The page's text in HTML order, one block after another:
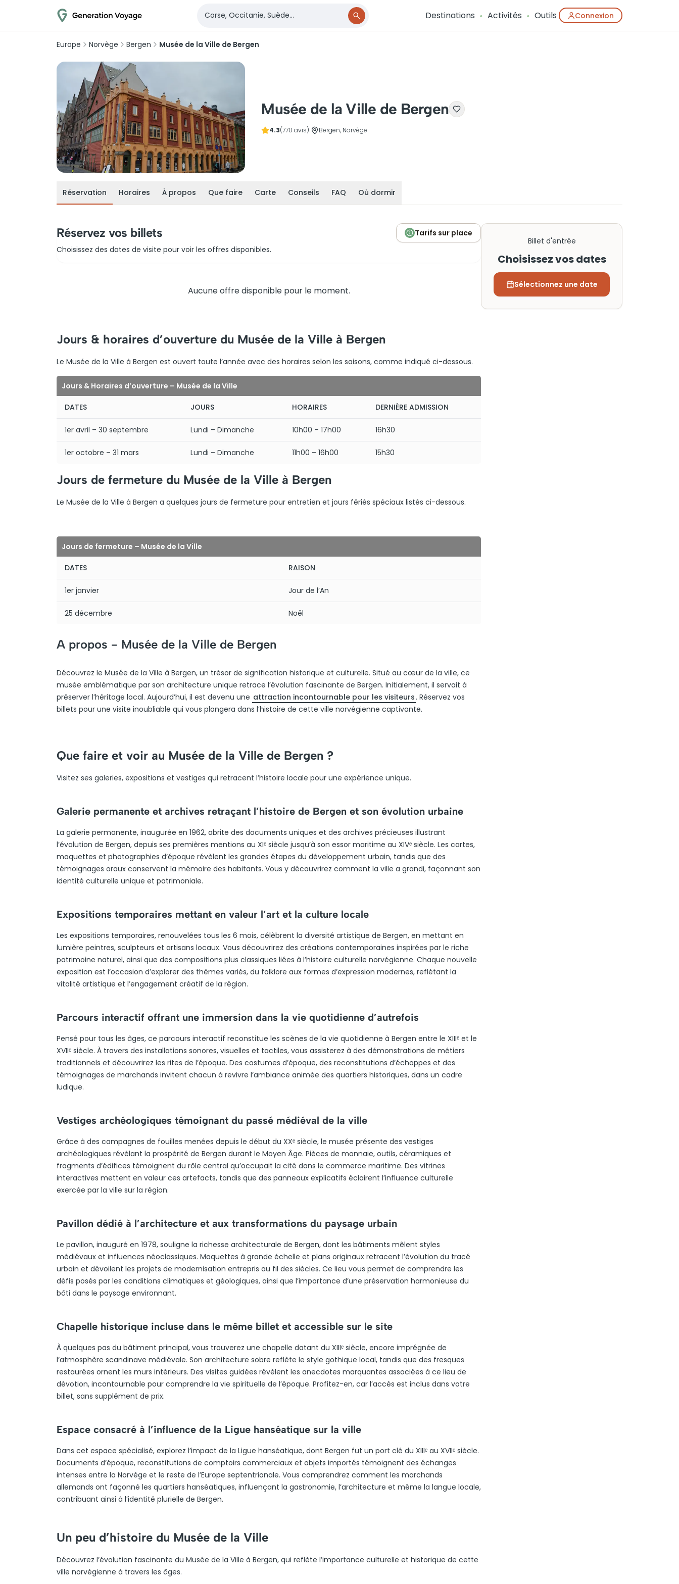
Destinations Activités Outils Connexion
Europe Norvège Bergen Musée de la Ville de Bergen
Musée de la Ville de Bergen
4.3(770 avis) Bergen, Norvège
Réservation Horaires À propos Que faire Carte Conseils FAQ Où dormir
Réservez vos billets
Choisissez des dates de visite pour voir les offres disponibles.
Tarifs sur place
Aucune offre disponible pour le moment.
Jours & horaires d’ouverture du Musée de la Ville à Bergen
Le Musée de la Ville à Bergen est ouvert toute l’année avec des horaires selon les saisons, comme indiqué ci-dessous.
Jours & Horaires d’ouverture – Musée de la Ville
DATES JOURS HORAIRES DERNIÈRE ADMISSION
1er avril – 30 septembre Lundi – Dimanche 10h00 – 17h00 16h30
1er octobre – 31 mars Lundi – Dimanche 11h00 – 16h00 15h30
Jours de fermeture du Musée de la Ville à Bergen
Le Musée de la Ville à Bergen a quelques jours de fermeture pour entretien et jours fériés spéciaux listés ci-dessous.
Jours de fermeture – Musée de la Ville
DATES RAISON
1er janvier Jour de l’An
25 décembre Noël
A propos - Musée de la Ville de Bergen
Découvrez le Musée de la Ville à Bergen, un trésor de signification historique et culturelle. Situé au cœur de la ville, ce
musée emblématique par son architecture unique retrace l’évolution fascinante de Bergen. Initialement, il servait à
préserver l’héritage local. Aujourd’hui, il est devenu une attraction incontournable pour les visiteurs . Réservez vos
billets pour une visite inoubliable qui vous plongera dans l’histoire de cette ville norvégienne captivante.
Que faire et voir au Musée de la Ville de Bergen ?
Visitez ses galeries, expositions et vestiges qui retracent l’histoire locale pour une expérience unique.
Galerie permanente et archives retraçant l’histoire de Bergen et son évolution urbaine
La galerie permanente, inaugurée en 1962, abrite des documents uniques et des archives précieuses illustrant
l’évolution de Bergen, depuis ses premières mentions au XIᵉ siècle jusqu’à son essor maritime au XIVᵉ siècle. Les cartes,
maquettes et photographies d’époque révèlent les grandes étapes du développement urbain, tandis que des
témoignages oraux conservent la mémoire des habitants. Vous y découvrirez comment la ville a grandi, façonnant son
identité culturelle unique et patrimoniale.
Expositions temporaires mettant en valeur l’art et la culture locale
Les expositions temporaires, renouvelées tous les 6 mois, célèbrent la diversité artistique de Bergen, en mettant en
lumière peintres, sculpteurs et artisans locaux. Vous découvrirez des créations contemporaines inspirées par le riche
patrimoine naturel, ainsi que des compositions plus classiques liées à l’histoire culturelle norvégienne. Chaque nouvelle
exposition est l’occasion d’explorer des thèmes variés, du folklore aux formes d’expression modernes, reflétant la
vitalité artistique et l’engagement créatif de la région.
Parcours interactif offrant une immersion dans la vie quotidienne d’autrefois
Pensé pour tous les âges, ce parcours interactif reconstitue les scènes de la vie quotidienne à Bergen entre le XIIIᵉ et le
XVIIᵉ siècle. À travers des installations sonores, visuelles et tactiles, vous assisterez à des démonstrations de métiers
traditionnels et découvrirez les rites de l’époque. Des costumes d’époque, des reconstitutions d’échoppes et des
témoignages de marchands invitent chacun à revivre l’ambiance animée des quartiers historiques, dans un cadre
ludique.
Vestiges archéologiques témoignant du passé médiéval de la ville
Grâce à des campagnes de fouilles menées depuis le début du XXᵉ siècle, le musée présente des vestiges
archéologiques révélant la prospérité de Bergen durant le Moyen Âge. Pièces de monnaie, outils, céramiques et
fragments d’édifices témoignent du rôle central qu’occupait la cité dans le commerce maritime. Des vitrines
interactives mettent en valeur ces artefacts, tandis que des panneaux explicatifs éclairent l’influence culturelle
exercée par la ville sur la région.
Pavillon dédié à l’architecture et aux transformations du paysage urbain
Le pavillon, inauguré en 1978, souligne la richesse architecturale de Bergen, dont les bâtiments mêlent styles
médiévaux et influences néoclassiques. Maquettes à grande échelle et plans originaux retracent l’évolution du tracé
urbain et dévoilent les projets de modernisation entrepris au fil des siècles. Ce lieu vous permet de comprendre les
défis posés par les conditions climatiques et géologiques, ainsi que l’importance d’une préservation harmonieuse du
bâti dans le paysage environnant.
Chapelle historique incluse dans le même billet et accessible sur le site
À quelques pas du bâtiment principal, vous trouverez une chapelle datant du XIIIᵉ siècle, encore imprégnée de
l’atmosphère scandinave médiévale. Son architecture sobre reflète le style gothique local, tandis que des fresques
restaurées ornent les murs intérieurs. Des visites guidées révèlent les anecdotes marquantes associées à ce lieu de
dévotion, incontournable pour comprendre la vie spirituelle de l’époque. Profitez-en, car l’accès est inclus dans votre
billet, sans supplément de prix.
Espace consacré à l’influence de la Ligue hanséatique sur la ville
Dans cet espace spécialisé, explorez l’impact de la Ligue hanséatique, dont Bergen fut un port clé du XIIIᵉ au XVIIᵉ siècle.
Documents d’époque, reconstitutions de comptoirs commerciaux et objets importés témoignent des échanges
intenses entre la Norvège et le reste de l’Europe septentrionale. Vous comprendrez comment les marchands
allemands ont façonné les quartiers hanséatiques, influençant la gastronomie, l’architecture et même la langue locale,
contribuant ainsi à l’identité plurielle de Bergen.
Un peu d’histoire du Musée de la Ville
Découvrez l’évolution fascinante du Musée de la Ville à Bergen, qui reflète l’importance culturelle et historique de cette
ville norvégienne à travers les âges.
Billet d'entrée
Choisissez vos dates
Sélectionnez une date